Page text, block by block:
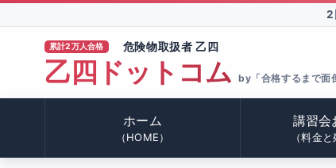
2
累計2万人合格 危険物取扱者 乙四
乙四ドットコム by「合格するまで面
ホーム
（HOME）
講習会
（料金